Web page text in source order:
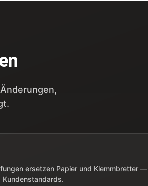
ersetzen Papier und Klemmbretter —
Kundenstandards.